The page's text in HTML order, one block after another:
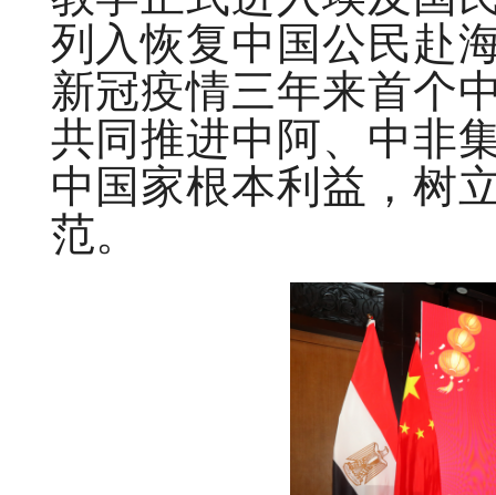
列入恢复中国公民赴
新冠疫情三年来首个
共同推进中阿、中非
中国家根本利益，树
范。